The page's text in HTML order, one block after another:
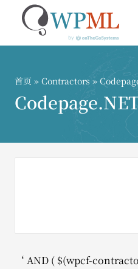
首页 » Contractors »
‘ AND ( $(wpcf-